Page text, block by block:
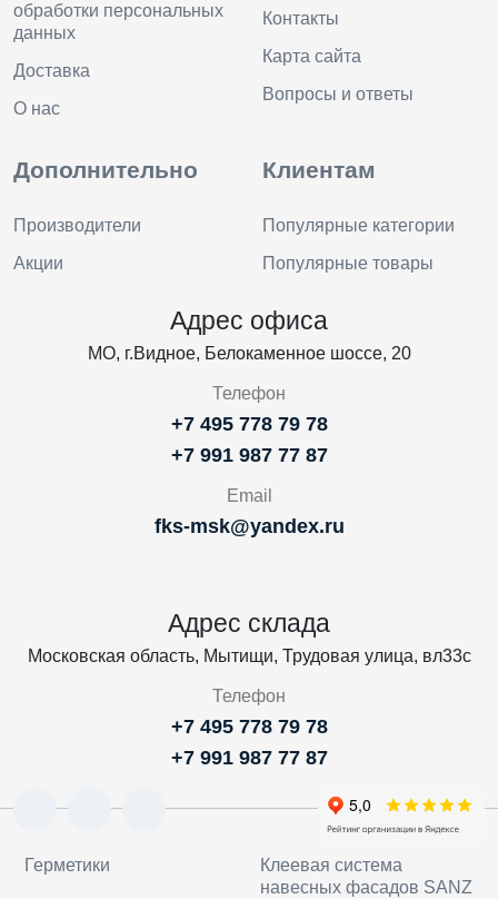
обработки персональных
данных
Доставка
О нас
Контакты
Карта сайта
Вопросы и ответы
Дополнительно
Производители
Акции
Клиентам
Популярные категории
Популярные товары
Адрес офиса
МО, г.Видное, Белокаменное шоссе, 20
Телефон
+7 495 778 79 78
+7 991 987 77 87
Email
fks-msk@yandex.ru
Адрес склада
Московская область, Мытищи, Трудовая улица, вл33с
Телефон
+7 495 778 79 78
+7 991 987 77 87
Герметики
Клеевая система
навесных фасадов SANZ